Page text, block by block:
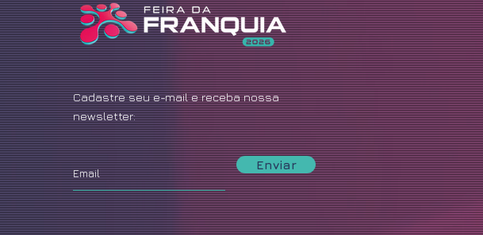
Cadastre seu e-mail e receba nossa
newsletter:
Enviar